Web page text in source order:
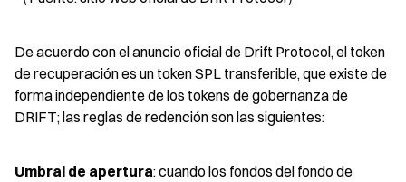
De acuerdo con el anuncio oficial de Drift Protocol, el token
de recuperación es un token SPL transferible, que existe de
forma independiente de los tokens de gobernanza de
DRIFT; las reglas de redención son las siguientes:
Umbral de apertura: cuando los fondos del fondo de